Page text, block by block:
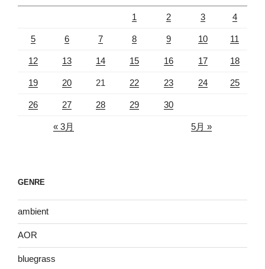
1 2 3 4
5 6 7 8 9 10 11
12 13 14 15 16 17 18
19 20 21 22 23 24 25
26 27 28 29 30
« 3月 5月 »
GENRE
ambient
AOR
bluegrass